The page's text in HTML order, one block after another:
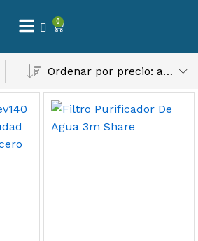
0
Ordenar por precio: alto a bajo
En Filtración